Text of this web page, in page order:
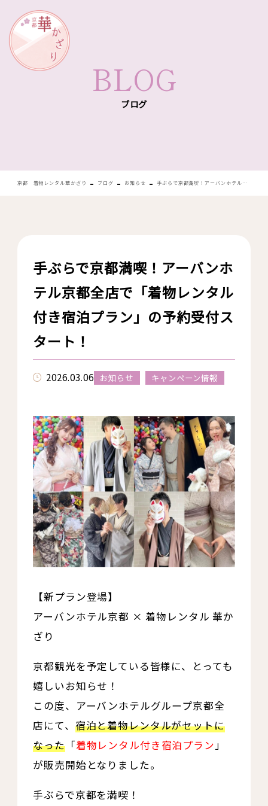
BLOG
ブログ
京都 着物レンタル華かざり - ブログ - お知らせ - 手ぶらで京都満喫！アーバンホテル京都全店で「着物レンタル付き宿泊プラン」の予約受付スタート！
手ぶらで京都満喫！アーバンホ
テル京都全店で「着物レンタル
付き宿泊プラン」の予約受付ス
タート！
2026.03.06 お知らせ キャンペーン情報
【新プラン登場】
アーバンホテル京都 × 着物レンタル 華か
ざり
京都観光を予定している皆様に、とっても
嬉しいお知らせ！
この度、アーバンホテルグループ京都全
店にて、 宿泊と着物レンタルがセットに
なった「着物レンタル付き宿泊プラン 」
が販売開始となりました。
手ぶらで京都を満喫！